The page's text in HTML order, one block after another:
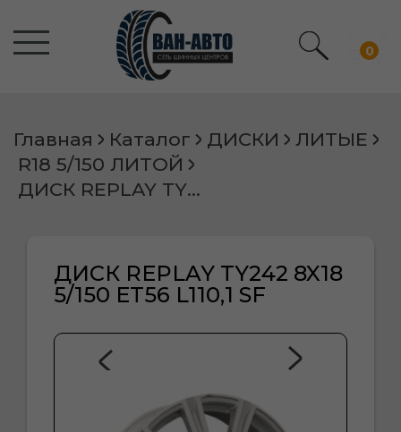
0
Главная Каталог ДИСКИ
ЛИТЫЕ
R18 5/150 ЛИТОЙ
ДИСК REPLAY TY242 8X18 5/150 ET56 L110,1 SF
ДИСК REPLAY TY242 8X18
5/150 ET56 L110,1 SF